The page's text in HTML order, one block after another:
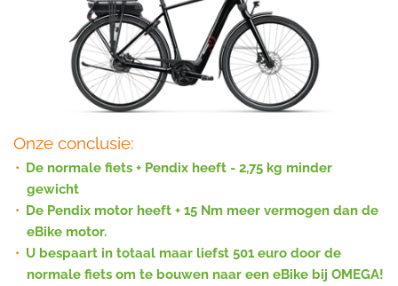
Onze conclusie:
De normale fiets + Pendix heeft - 2,75 kg minder
gewicht
De Pendix motor heeft + 15 Nm meer vermogen dan de
eBike motor.
U bespaart in totaal maar liefst 501 euro door de
normale fiets om te bouwen naar een eBike bij OMEGA!